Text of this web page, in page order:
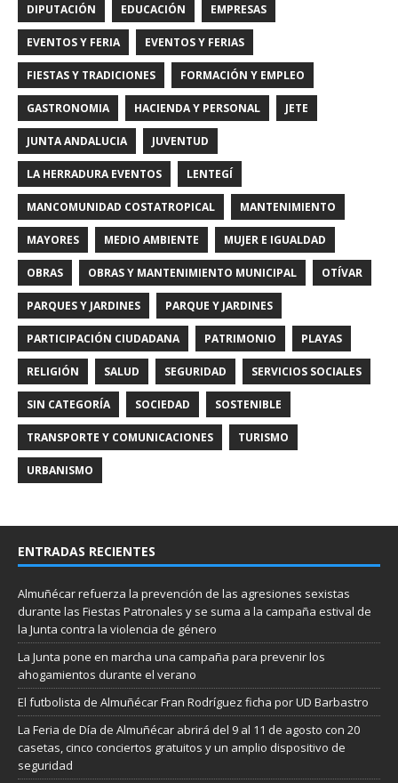
DIPUTACIÓN EDUCACIÓN EMPRESAS
EVENTOS Y FERIA EVENTOS Y FERIAS
FIESTAS Y TRADICIONES FORMACIÓN Y EMPLEO
GASTRONOMIA HACIENDA Y PERSONAL JETE
JUNTA ANDALUCIA JUVENTUD
LA HERRADURA EVENTOS LENTEGÍ
MANCOMUNIDAD COSTATROPICAL MANTENIMIENTO
MAYORES MEDIO AMBIENTE MUJER E IGUALDAD
OBRAS OBRAS Y MANTENIMIENTO MUNICIPAL OTÍVAR
PARQUES Y JARDINES PARQUE Y JARDINES
PARTICIPACIÓN CIUDADANA PATRIMONIO PLAYAS
RELIGIÓN SALUD SEGURIDAD SERVICIOS SOCIALES
SIN CATEGORÍA SOCIEDAD SOSTENIBLE
TRANSPORTE Y COMUNICACIONES TURISMO
URBANISMO
ENTRADAS RECIENTES
Almuñécar refuerza la prevención de las agresiones sexistas
durante las Fiestas Patronales y se suma a la campaña estival de
la Junta contra la violencia de género
La Junta pone en marcha una campaña para prevenir los
ahogamientos durante el verano
El futbolista de Almuñécar Fran Rodríguez ficha por UD Barbastro
La Feria de Día de Almuñécar abrirá del 9 al 11 de agosto con 20
casetas, cinco conciertos gratuitos y un amplio dispositivo de
seguridad